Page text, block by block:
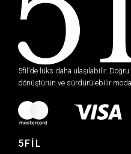
5fil’de lüks daha ulaşılabilir.
dönüştürün ve sürdürülebilir
5FİL